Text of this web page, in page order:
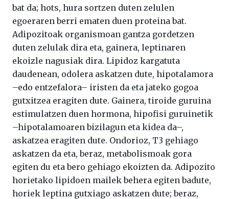
bat da; hots, hura sortzen duten zelulen
egoeraren berri ematen duen proteina bat.
Adipozitoak organismoan gantza gordetzen
duten zelulak dira eta, gainera, leptinaren
ekoizle nagusiak dira. Lipidoz kargatuta
daudenean, odolera askatzen dute, hipotalamora
–edo entzefalora– iristen da eta jateko gogoa
gutxitzea eragiten dute. Gainera, tiroide guruina
estimulatzen duen hormona, hipofisi guruinetik
–hipotalamoaren bizilagun eta kidea da–,
askatzea eragiten dute. Ondorioz, T3 gehiago
askatzen da eta, beraz, metabolismoak gora
egiten du eta bero gehiago ekoizten da. Adipozito
horietako lipidoen mailek behera egiten badute,
horiek leptina gutxiago askatzen dute; beraz,